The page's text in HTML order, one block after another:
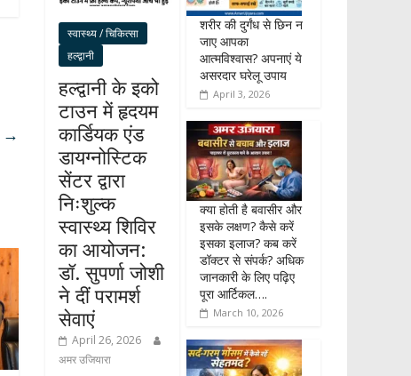
→
स्वास्थ्य / चिकित्सा
हल्द्वानी
हल्द्वानी के इको
टाउन में हृदयम
कार्डियक एंड
डायग्नोस्टिक
सेंटर द्वारा
निःशुल्क
स्वास्थ्य शिविर
का आयोजन:
डॉ. सुपर्णा जोशी
ने दीं परामर्श
सेवाएं
April 26, 2026
अमर उजियारा
शरीर की दुर्गंध से छिन न
जाए आपका
आत्मविश्वास? अपनाएं ये
असरदार घरेलू उपाय
April 3, 2026
क्या होती है बवासीर और
इसके लक्षण? कैसे करें
इसका इलाज? कब करें
डॉक्टर से संपर्क? अधिक
जानकारी के लिए पढ़िए
पूरा आर्टिकल….
March 10, 2026